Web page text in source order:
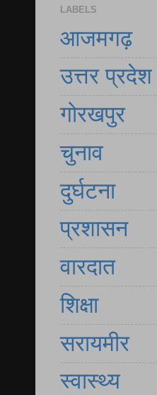
LABELS
आजमगढ़
उत्तर प्रदेश
गोरखपुर
चुनाव
दुर्घटना
प्रशासन
वारदात
शिक्षा
सरायमीर
स्वास्थ्य